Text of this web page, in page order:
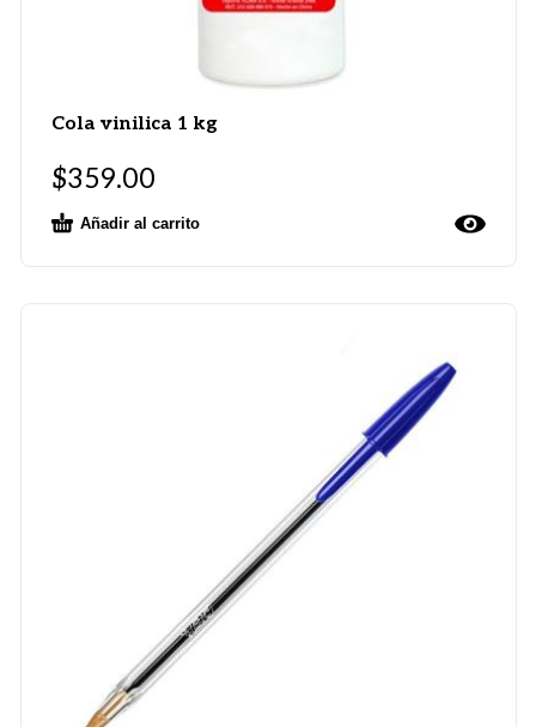
Cola vinilica 1 kg
$359.00
Añadir al carrito